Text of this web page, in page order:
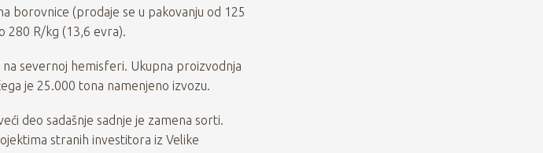
borovnice (prodaje se u pakovanju od 125
280 R/kg (13,6 evra).
na severnoj hemisferi. Ukupna proizvodnja
je 25.000 tona namenjeno izvozu.
deo sadašnje sadnje je zamena sorti.
stranih investitora iz Velike